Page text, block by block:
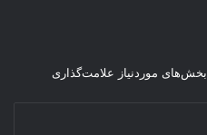
بخش‌های موردنیاز علامت‌گذاری